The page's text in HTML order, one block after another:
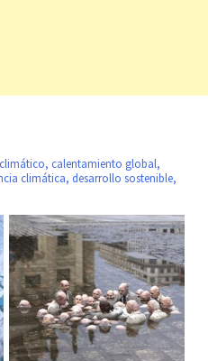
calentamiento global,
climática, desarrollo sostenible,